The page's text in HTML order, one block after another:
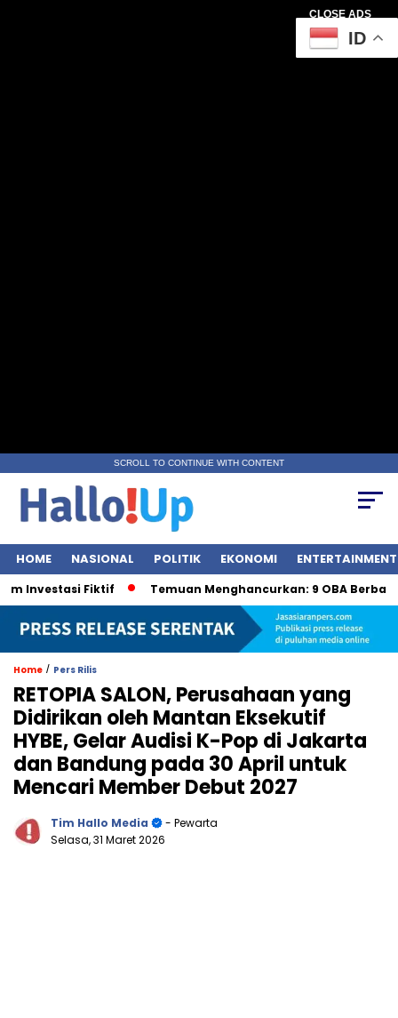
CLOSE ADS
SCROLL TO CONTINUE WITH CONTENT
HOME NASIONAL POLITIK EKONOMI ENTERTAINMENT
Fiktif Temuan Menghancurkan: 9 OBA Berbahaya
Home / Pers Rilis
RETOPIA SALON, Perusahaan yang
Didirikan oleh Mantan Eksekutif
HYBE, Gelar Audisi K-Pop di Jakarta
dan Bandung pada 30 April untuk
Mencari Member Debut 2027
Tim Hallo Media
- Pewarta
Selasa, 31 Maret 2026
ID